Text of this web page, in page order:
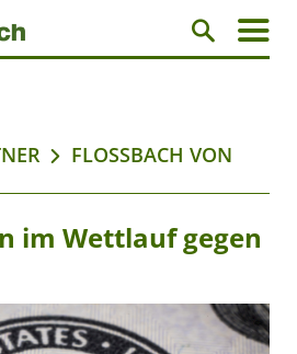
FLOSSBACH VON
im Wettlauf gegen